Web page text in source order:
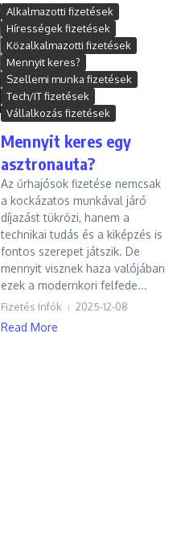
Alkalmazotti fizetések
Hírességek fizetések
Közalkalmazotti fizetések
Mennyit keres?
Szellemi munka fizetések
Tech/IT fizetések
Vállalkozás fizetések
Mennyit keres egy
asztronauta?
Az űrhajósok fizetése nemcsak
a kockázatos munkával járó
díjazást tükrözi, hanem a
technikai tudás és a kiképzés is
fontos szerepet játszik. De
mennyit visznek haza valójában
ezek a modernkori felfede...
Fizetés Infók 2025-12-08
Read More